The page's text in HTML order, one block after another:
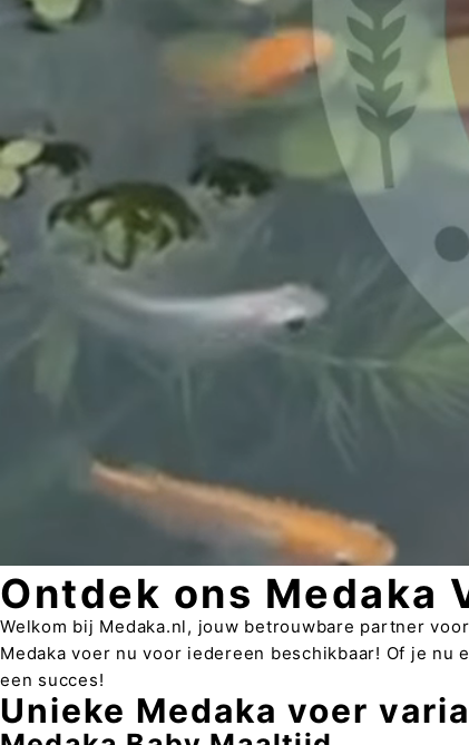
Ontdek ons Medaka
Welkom bij Medaka.nl, jouw betrouwbare partner
Medaka voer nu voor iedereen beschikbaar! Of je
een succes!
Unieke Medaka voer